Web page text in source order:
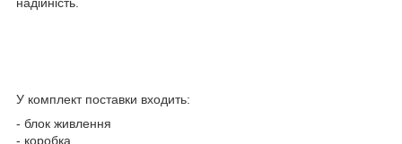
У комплект поставки входить:
- блок живлення
- коробка